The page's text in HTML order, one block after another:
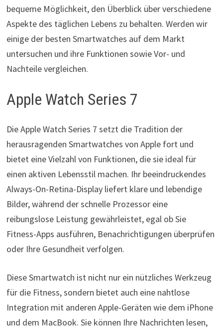
bequeme Möglichkeit, den Überblick über verschiedene
Aspekte des täglichen Lebens zu behalten. Werden wir
einige der besten Smartwatches auf dem Markt
untersuchen und ihre Funktionen sowie Vor- und
Nachteile vergleichen.
Apple Watch Series 7
Die Apple Watch Series 7 setzt die Tradition der
herausragenden Smartwatches von Apple fort und
bietet eine Vielzahl von Funktionen, die sie ideal für
einen aktiven Lebensstil machen. Ihr beeindruckendes
Always-On-Retina-Display liefert klare und lebendige
Bilder, während der schnelle Prozessor eine
reibungslose Leistung gewährleistet, egal ob Sie
Fitness-Apps ausführen, Benachrichtigungen überprüfen
oder Ihre Gesundheit verfolgen.
Diese Smartwatch ist nicht nur ein nützliches Werkzeug
für die Fitness, sondern bietet auch eine nahtlose
Integration mit anderen Apple-Geräten wie dem iPhone
und dem MacBook. Sie können Ihre Nachrichten lesen,